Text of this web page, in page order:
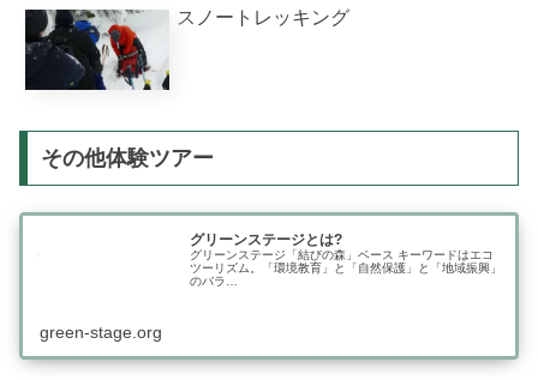
スノートレッキング
その他体験ツアー
グリーンステージとは?
グリーンステージ「結びの森」ベース キーワードはエコ
ツーリズム。「環境教育」と「自然保護」と「地域振興」
のバラ…
green-stage.org